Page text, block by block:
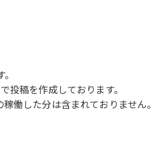
投稿を作成しております。
働した分は含まれておりません。